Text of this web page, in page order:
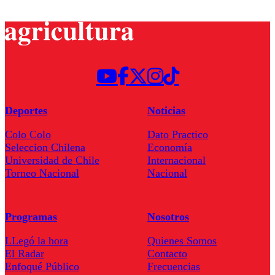
Deportes
Colo Colo
Seleccion Chilena
Universidad de Chile
Torneo Nacional
Noticias
Dato Practico
Economía
Internacional
Nacional
Programas
LLegó la hora
El Radar
Enfoqué Público
Nosotros
Quienes Somos
Contacto
Frecuencias